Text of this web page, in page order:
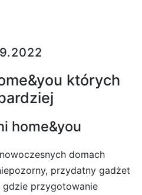
których
home&you
domach
przydatny gadżet
gdzie przygotowanie